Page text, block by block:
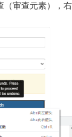
（审查元素），